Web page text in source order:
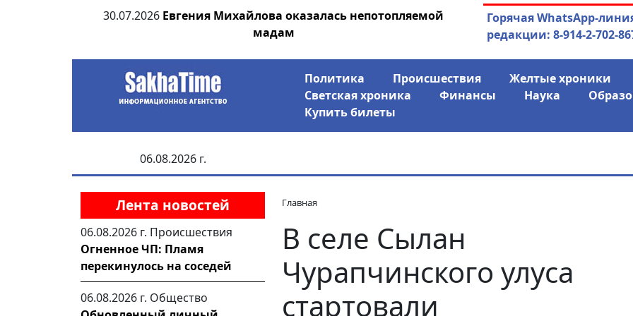
30.07.2026 Экс-спикер Якутской гордумы стал основным
совладельцем гостиницы «Лена»
03.08.2026АЛРОСА ушла в
Горячая WhatsApp-
редакции: 8-914-2-702-
Политика Происшествия Желтые хроники
Светская хроника
Финансы Наука
Купить билеты
06.08.2026 г.
Лента новостей
06.08.2026 г. Происшествия
Огненное ЧП: Пламя
перекинулось на соседей
06.08.2026 г. Общество
Главная
В селе Сылан
Чурапчинского улуса
стартовали